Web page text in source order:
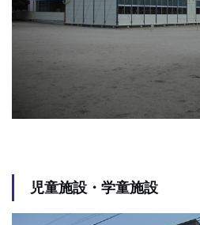
児童施設・学童施設